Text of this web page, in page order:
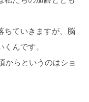
ちていきますが、脳
んです。
からというのはショ